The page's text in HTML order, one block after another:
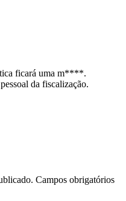
ficará uma m****.
da fiscalização.
Campos obrigatórios